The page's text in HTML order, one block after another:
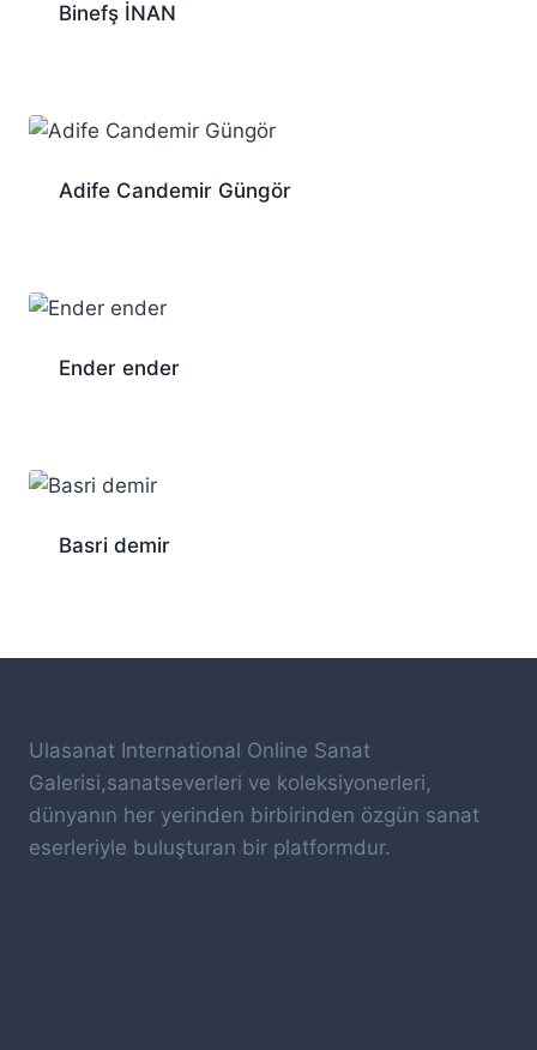
Binefş İNAN
Adife Candemir Güngör
Ender ender
Basri demir
Ulasanat International Online Sanat
Galerisi,sanatseverleri ve koleksiyonerleri,
dünyanın her yerinden birbirinden özgün sanat
eserleriyle buluşturan bir platformdur.